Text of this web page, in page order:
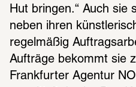
Hut bringen.“ Auch sie
neben ihren
regelmäßig
Aufträge bekommt sie
Frankfurter Agentur